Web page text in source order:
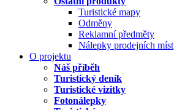
Turistické mapy
Odměny
Reklamní předměty
Nálepky prodejních míst
O projektu
Náš příběh
Turistický deník
Turistické vizitky
Fotonálepky